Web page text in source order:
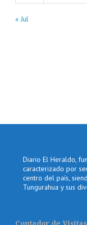
« Jul
Diario El Heraldo,
caracterizado por
centro del país,
Tungurahua y sus